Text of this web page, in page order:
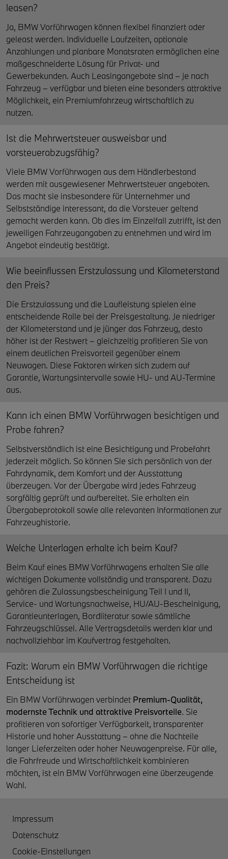
leasen?
Ja, BMW Vorführwagen können flexibel finanziert oder
geleast werden. Individuelle Laufzeiten, optionale
Anzahlungen und planbare Monatsraten ermöglichen eine
maßgeschneiderte Lösung für Privat- und
Gewerbekunden. Auch Leasingangebote sind – je nach
Fahrzeug – verfügbar und bieten eine besonders attraktive
Möglichkeit, ein Premiumfahrzeug wirtschaftlich zu
nutzen.
Ist die Mehrwertsteuer ausweisbar und
vorsteuerabzugsfähig?
Viele BMW Vorführwagen aus dem Händlerbestand
werden mit ausgewiesener Mehrwertsteuer angeboten.
Das macht sie insbesondere für Unternehmer und
Selbstständige interessant, da die Vorsteuer geltend
gemacht werden kann. Ob dies im Einzelfall zutrifft, ist den
jeweiligen Fahrzeugangaben zu entnehmen und wird im
Angebot eindeutig bestätigt.
Wie beeinflussen Erstzulassung und Kilometerstand
den Preis?
Die Erstzulassung und die Laufleistung spielen eine
entscheidende Rolle bei der Preisgestaltung. Je niedriger
der Kilometerstand und je jünger das Fahrzeug, desto
höher ist der Restwert – gleichzeitig profitieren Sie von
einem deutlichen Preisvorteil gegenüber einem
Neuwagen. Diese Faktoren wirken sich zudem auf
Garantie, Wartungsintervalle sowie HU- und AU-Termine
aus.
Kann ich einen BMW Vorführwagen besichtigen und
Probe fahren?
Selbstverständlich ist eine Besichtigung und Probefahrt
jederzeit möglich. So können Sie sich persönlich von der
Fahrdynamik, dem Komfort und der Ausstattung
überzeugen. Vor der Übergabe wird jedes Fahrzeug
sorgfältig geprüft und aufbereitet. Sie erhalten ein
Übergabeprotokoll sowie alle relevanten Informationen zur
Fahrzeughistorie.
Welche Unterlagen erhalte ich beim Kauf?
Beim Kauf eines BMW Vorführwagens erhalten Sie alle
wichtigen Dokumente vollständig und transparent. Dazu
gehören die Zulassungsbescheinigung Teil I und II,
Service- und Wartungsnachweise, HU/AU-Bescheinigung,
Garantieunterlagen, Bordliteratur sowie sämtliche
Fahrzeugschlüssel. Alle Vertragsdetails werden klar und
nachvollziehbar im Kaufvertrag festgehalten.
Fazit: Warum ein BMW Vorführwagen die richtige
Entscheidung ist
Ein BMW Vorführwagen verbindet Premium-Qualität,
modernste Technik und attraktive Preisvorteile. Sie
profitieren von sofortiger Verfügbarkeit, transparenter
Historie und hoher Ausstattung – ohne die Nachteile
langer Lieferzeiten oder hoher Neuwagenpreise. Für alle,
die Fahrfreude und Wirtschaftlichkeit kombinieren
möchten, ist ein BMW Vorführwagen eine überzeugende
Wahl.
Impressum
Datenschutz
Cookie-Einstellungen